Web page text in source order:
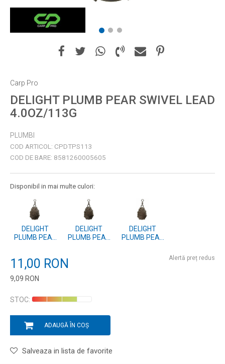
1 2 3
Carp Pro
DELIGHT PLUMB PEAR SWIVEL LEAD
4.0OZ/113G
PLUMBI
COD ARTICOL: CPDTPS113
COD DE BARE: 8581260005605
Disponibil in mai multe culori:
DELIGHT
PLUMB PEAR
DELIGHT
PLUMB PEAR
DELIGHT
PLUMB PEAR
11,00 RON
9,09 RON
Alertă preț redus
STOC:
ADAUGĂ ÎN COȘ
Salveaza in lista de favorite